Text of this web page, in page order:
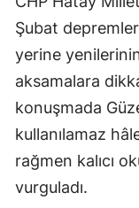
Şubat
yerine
aksamalara
konuşmada
kullanılamaz
rağmen kalıcı
vurguladı.